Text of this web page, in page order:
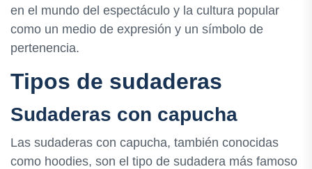
en el mundo del espectáculo y la cultura popular
como un medio de expresión y un símbolo de
pertenencia.
Tipos de sudaderas
Sudaderas con capucha
Las sudaderas con capucha, también conocidas
como hoodies, son el tipo de sudadera más famoso